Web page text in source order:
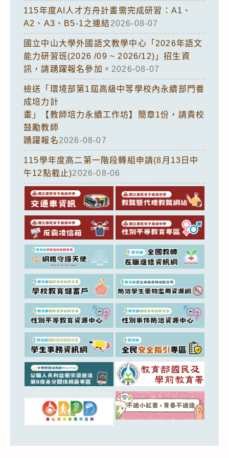
115年度AI人才方舟計畫需完成研習：A1、
A2、A3、B5-1之連結2026-08-07
國立中山大學外國語文教學中心「2026年語文
能力研習班(2026 /09 ~ 2026/12)」招生資
訊，請踴躍報名參加。 2026-08-07
檢送「環境部第1屆高級中等學校內永續部門養
成培力計
畫」【教師培力永續工作坊】簡章1份，請貴校
鼓勵教師
踴躍報名2026-08-07
115學年度高二第一階段轉組申請(8月13日中
午12點截止)2026-08-06